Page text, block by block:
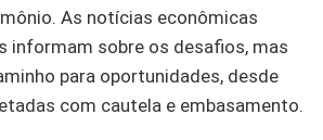
As notícias econômicas
informam sobre os desafios, mas
para oportunidades, desde
com cautela e embasamento.